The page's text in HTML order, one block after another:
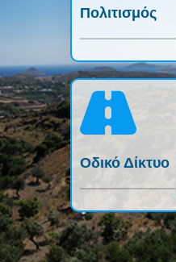
Πολιτισμός
Οδικό Δίκτυο